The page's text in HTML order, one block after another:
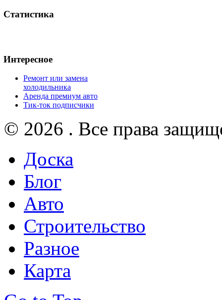
Статистика
Интересное
Ремонт или замена
холодильника
Аренда премиум авто
Тик-ток подписчики
© 2026 . Все права
Доска
Блог
Авто
Строительство
Разное
Карта